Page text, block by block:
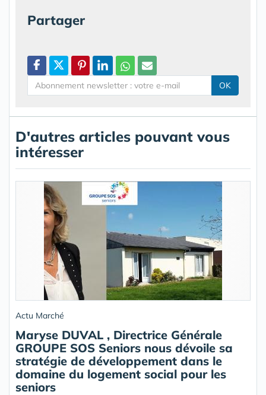
Partager
OK
D'autres articles pouvant vous
intéresser
Actu Marché
Maryse DUVAL , Directrice Générale
GROUPE SOS Seniors nous dévoile sa
stratégie de développement dans le
domaine du logement social pour les
seniors